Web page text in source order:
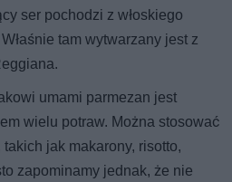
ser pochodzi z włoskiego
tam wytwarzany jest z
umami parmezan jest
wielu potraw. Można stosować
jak makarony, risotto,
zapominamy jednak, że nie